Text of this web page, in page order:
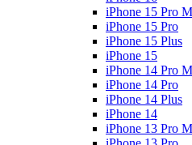
iPhone 15 Pro
iPhone 15 Pro
iPhone 15 Plus
iPhone 15
iPhone 14 Pro
iPhone 14 Pro
iPhone 14 Plus
iPhone 14
iPhone 13 Pro